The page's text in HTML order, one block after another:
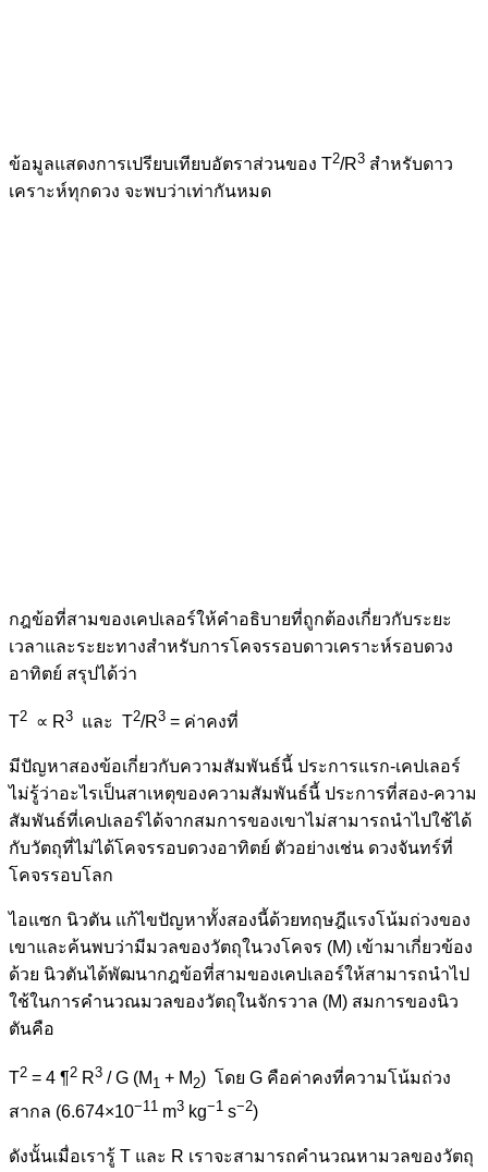
ข้อมูลแสดงการเปรียบเทียบอัตราส่วนของ T2/R3 สำหรับดาว
เคราะห์ทุกดวง จะพบว่าเท่ากันหมด
กฎข้อที่สามของเคปเลอร์ให้คำอธิบายที่ถูกต้องเกี่ยวกับระยะ
เวลาและระยะทางสำหรับการโคจรรอบดาวเคราะห์รอบดวง
อาทิตย์ สรุปได้ว่า
T2 ∝ R3 และ T2/R3 = ค่าคงที่
มีปัญหาสองข้อเกี่ยวกับความสัมพันธ์นี้ ประการแรก-เคปเลอร์
ไม่รู้ว่าอะไรเป็นสาเหตุของความสัมพันธ์นี้ ประการที่สอง-ความ
สัมพันธ์ที่เคปเลอร์ได้จากสมการของเขาไม่สามารถนำไปใช้ได้
กับวัตถุที่ไม่ได้โคจรรอบดวงอาทิตย์ ตัวอย่างเช่น ดวงจันทร์ที่
โคจรรอบโลก
ไอแซก นิวตัน แก้ไขปัญหาทั้งสองนี้ด้วยทฤษฎีแรงโน้มถ่วงของ
เขาและค้นพบว่ามีมวลของวัตถุในวงโคจร (M) เข้ามาเกี่ยวข้อง
ด้วย นิวตันได้พัฒนากฎข้อที่สามของเคปเลอร์ให้สามารถนำไป
ใช้ในการคำนวณมวลของวัตถุในจักรวาล (M) สมการของนิว
ตันคือ
T2 = 4 ¶2 R3 / G (M 1 + M 2) โดย G คือค่าคงที่ความโน้มถ่วง
สากล (6.674×10−11 m3 kg−1 s−2)
ดังนั้นเมื่อเรารู้ T และ R เราจะสามารถคำนวณหามวลของวัตถุ